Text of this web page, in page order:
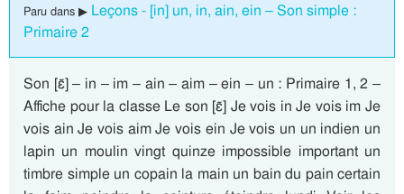
Paru dans ▶ Leçons - [in] un, in, ain, ein – Son simple :
Primaire 2
Son [ɛ̃] – in – im – ain – aim – ein – un : Primaire 1, 2 –
Affiche pour la classe Le son [ɛ̃] Je vois in Je vois im Je
vois ain Je vois aim Je vois ein Je vois un un indien un
lapin un moulin vingt quinze impossible important un
timbre simple un copain la main un bain du pain certain